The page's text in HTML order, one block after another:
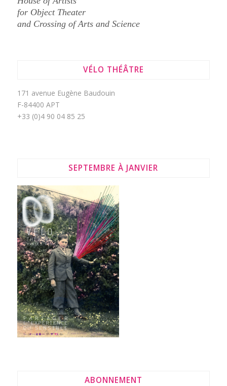
for Object Theater
and Crossing of Arts and Science
VÉLO THÉÂTRE
171 avenue Eugène Baudouin
F-84400 APT
+33 (0)4 90 04 85 25
SEPTEMBRE À JANVIER
ABONNEMENT